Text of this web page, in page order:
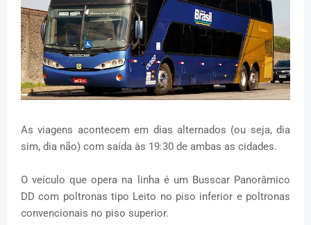
As viagens acontecem em dias alternados (ou seja, dia
sim, dia não) com saída às 19:30 de ambas as cidades.
O veículo que opera na linha é um Busscar Panorâmico
DD com poltronas tipo Leito no piso inferior e poltronas
convencionais no piso superior.